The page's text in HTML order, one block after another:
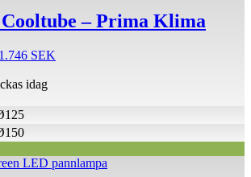
– Prima Klima
1.746 SEK
idag